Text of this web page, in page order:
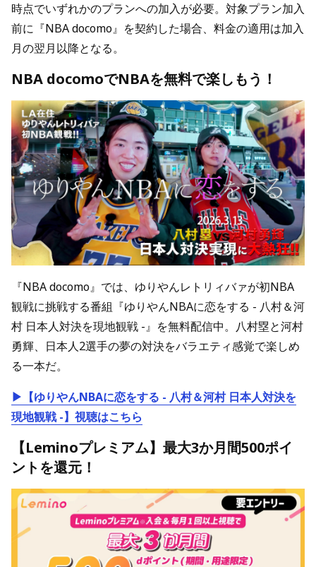
時点でいずれかのプランへの加入が必要。対象プラン加入
前に『NBA docomo』を契約した場合、料金の適用は加入
月の翌月以降となる。
NBA docomoでNBAを無料で楽しもう！
『NBA docomo』では、ゆりやんレトリィバァが初NBA
観戦に挑戦する番組『ゆりやんNBAに恋をする - 八村＆河
村 日本人対決を現地観戦 -』を無料配信中。八村塁と河村
勇輝、日本人2選手の夢の対決をバラエティ感覚で楽しめ
る一本だ。
▶【ゆりやんNBAに恋をする - 八村＆河村 日本人対決を
現地観戦 -】視聴はこちら
【Leminoプレミアム】最大3か月間500ポイ
ントを還元！